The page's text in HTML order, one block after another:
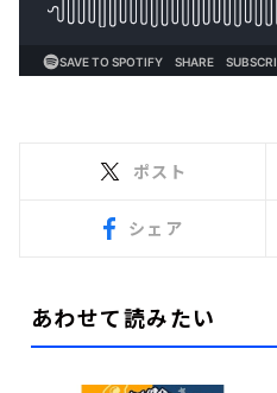
ポスト
シェア
あわせて読みたい